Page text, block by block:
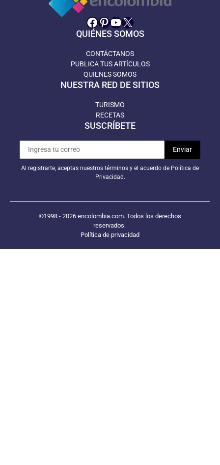
Facebook
Pinterest
YouTube
X
QUIÉNES SOMOS
CONTÁCTANOS
PUBLICA TUS ARTÍCULOS
QUIENES SOMOS
NUESTRA RED DE SITIOS
TURISMO
RECETAS
SUSCRÍBETE
Al registrarte, aceptas nuestros términos y el acuerdo de Política de
Privacidad.
©1998 - 2026 encolombia.com. Todos los derechos
reservados.
Política de privacidad